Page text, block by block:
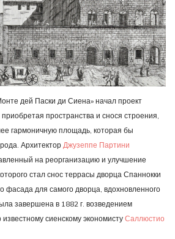
дей Паски ди Сиена» начал проект
приобретая пространства и снося строения,
гармоничную площадь, которая бы
Архитектор Джузеппе Партини
на реорганизацию и улучшение
стал снос террасы дворца Спаннокки
фасада для самого дворца, вдохновленного
завершена в 1882 г. возведением
сиенскому экономисту Саллюстио